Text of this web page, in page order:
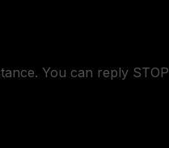
You can reply STOP